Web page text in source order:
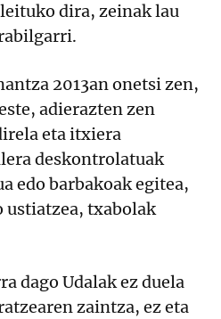
dira, zeinak lau
2013an onetsi zen,
adierazten zen
eta itxiera
deskontrolatuak
edo barbakoak egitea,
ustiatzea, txabolak
dago Udalak ez duela
zaintza, ez eta